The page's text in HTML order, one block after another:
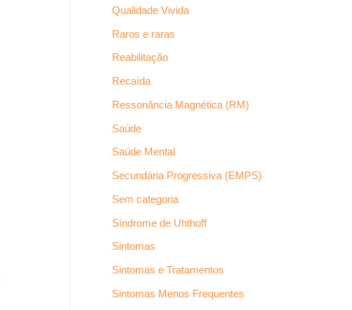
Qualidade Vivida
Raros e raras
Reabilitação
Recaída
Ressonância Magnética (RM)
Saúde
Saúde Mental
Secundária Progressiva (EMPS)
Sem categoria
Síndrome de Uhthoff
Sintomas
Sintomas e Tratamentos
Sintomas Menos Frequentes